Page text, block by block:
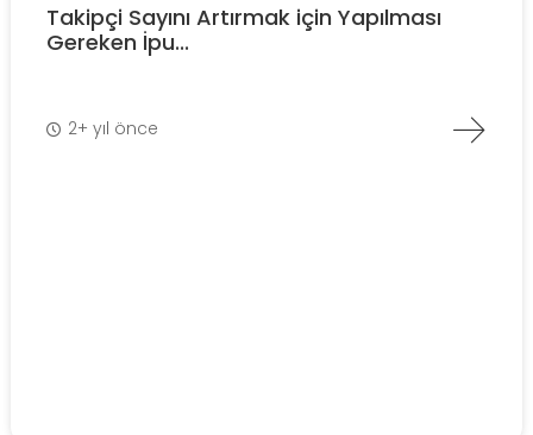
Takipçi Sayını Artırmak için Yapılması
Gereken İpu...
2+ yıl önce